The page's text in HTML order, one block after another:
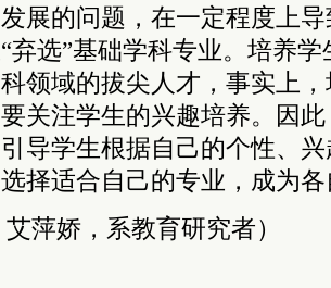
展的问题，在一定程度上
弃选”基础学科专业。培养
领域的拔尖人才，事实上
关注学生的兴趣培养。因
导学生根据自己的个性、
择适合自己的专业，成为
艾萍娇，系教育研究者）